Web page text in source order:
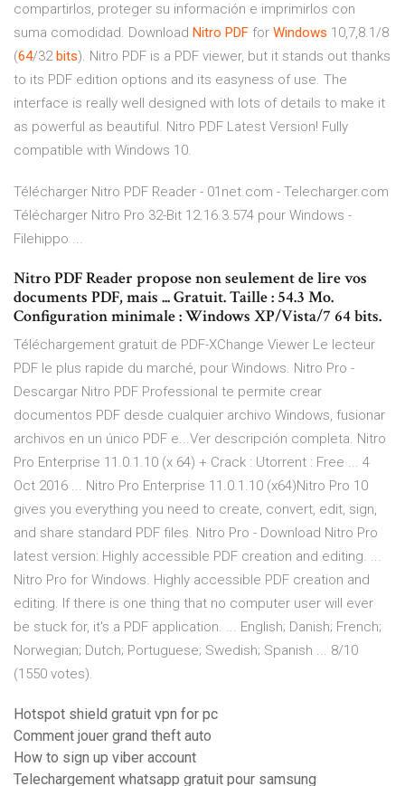
compartirlos, proteger su información e imprimirlos con
suma comodidad. Download Nitro PDF for Windows 10,7,8.1/8
(64/32 bits). Nitro PDF is a PDF viewer, but it stands out thanks
to its PDF edition options and its easyness of use. The
interface is really well designed with lots of details to make it
as powerful as beautiful. Nitro PDF Latest Version! Fully
compatible with Windows 10.
Télécharger Nitro PDF Reader - 01net.com - Telecharger.com
Télécharger Nitro Pro 32-Bit 12.16.3.574 pour Windows -
Filehippo ...
Nitro PDF Reader propose non seulement de lire vos
documents PDF, mais ... Gratuit. Taille : 54.3 Mo.
Configuration minimale : Windows XP/Vista/7 64 bits.
Téléchargement gratuit de PDF-XChange Viewer Le lecteur
PDF le plus rapide du marché, pour Windows. Nitro Pro -
Descargar Nitro PDF Professional te permite crear
documentos PDF desde cualquier archivo Windows, fusionar
archivos en un único PDF e...Ver descripción completa. Nitro
Pro Enterprise 11.0.1.10 (x 64) + Crack : Utorrent : Free ... 4
Oct 2016 ... Nitro Pro Enterprise 11.0.1.10 (x64)Nitro Pro 10
gives you everything you need to create, convert, edit, sign,
and share standard PDF files. Nitro Pro - Download Nitro Pro
latest version: Highly accessible PDF creation and editing. ...
Nitro Pro for Windows. Highly accessible PDF creation and
editing. If there is one thing that no computer user will ever
be stuck for, it's a PDF application. ... English; Danish; French;
Norwegian; Dutch; Portuguese; Swedish; Spanish ... 8/10
(1550 votes).
Hotspot shield gratuit vpn for pc
Comment jouer grand theft auto
How to sign up viber account
Telechargement whatsapp gratuit pour samsung